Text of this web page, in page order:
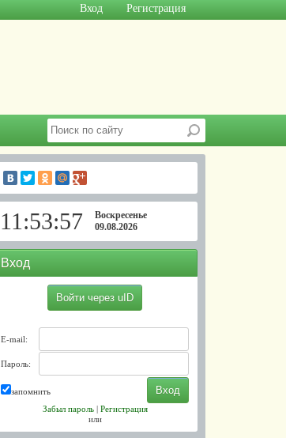
Регистрация
Вход
11:53:57
Воскресенье
09.08.2026
Вход
Войти через uID
E-mail:
Пароль:
запомнить
Забыл пароль| Регистрация
или